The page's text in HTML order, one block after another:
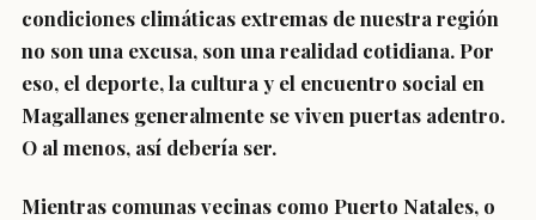
condiciones climáticas extremas de nuestra región
no son una excusa, son una realidad cotidiana. Por
eso, el deporte, la cultura y el encuentro social en
Magallanes generalmente se viven puertas adentro.
O al menos, así debería ser.
Mientras comunas vecinas como Puerto Natales, o